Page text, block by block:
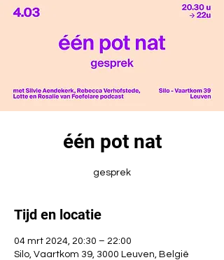
één pot nat
gesprek
Tijd en locatie
04 mrt 2024, 20:30 – 22:00
Silo, Vaartkom 39, 3000 Leuven, België